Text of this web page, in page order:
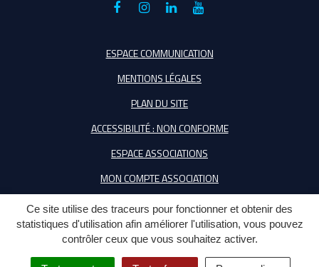
Ce site utilise des traceurs pour fonctionner et obtenir des
statistiques d'utilisation afin améliorer l'utilisation, vous pouvez
contrôler ceux que vous souhaitez activer.
Lien
le
Facebook
Lien
le
compte
Instagram
Lien
le
compte
Linkedin
Lien
la
Youtube
ESPACE COMMUNICATION
MENTIONS LÉGALES
PLAN DU SITE
ACCESSIBILITÉ : NON CONFORME
ESPACE ASSOCIATIONS
MON COMPTE ASSOCIATION